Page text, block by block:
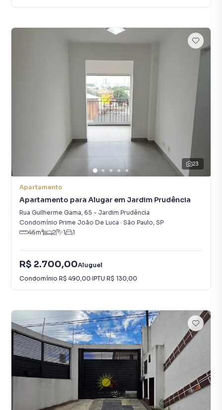
23
Apartamento
Apartamento para Alugar em Jardim Prudência
Rua Guilherme Gama, 65 - Jardim Prudência
Condomínio Prime João De Luca · São Paulo, SP
46m² 2 1 1
R$ 2.700,00Aluguel
Condomínio R$ 490,00·IPTU R$ 130,00